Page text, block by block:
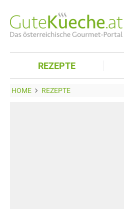
REZEPTE
HOME REZEPTE